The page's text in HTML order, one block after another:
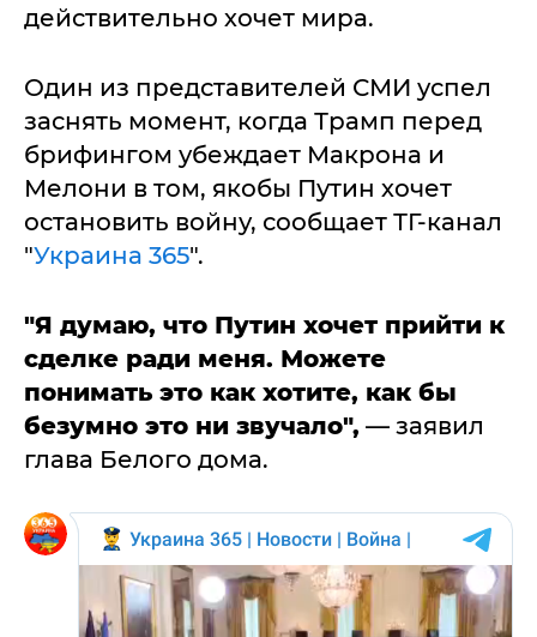
действительно хочет мира.
Один из представителей СМИ успел
заснять момент, когда Трамп перед
брифингом убеждает Макрона и
Мелони в том, якобы Путин хочет
остановить войну, сообщает ТГ-канал
"Украина 365".
"Я думаю, что Путин хочет прийти к
сделке ради меня. Можете
понимать это как хотите, как бы
безумно это ни звучало", — заявил
глава Белого дома.